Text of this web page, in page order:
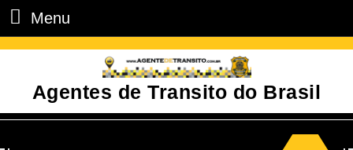
Menu
Agentes de Transito do Brasil